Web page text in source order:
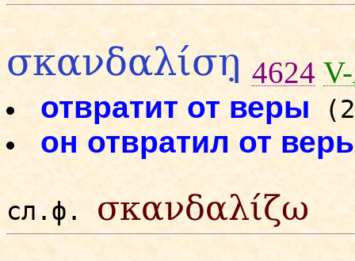
σκανδαλίση̣ 4624
отвратит от веры
он отвратил от
сл.ф. σκανδαλίζω